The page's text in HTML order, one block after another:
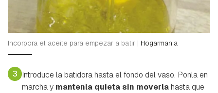
Incorpora el aceite para empezar a batir | Hogarmania
3 Introduce la batidora hasta el fondo del vaso. Ponla en
marcha y mantenla quieta sin moverlahasta que